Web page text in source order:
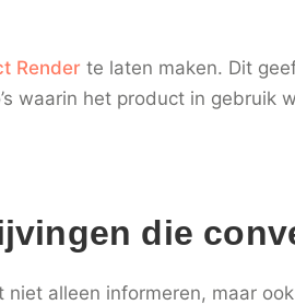
Render te laten maken. Dit
waarin het product in gebruik
die
niet alleen informeren, maar